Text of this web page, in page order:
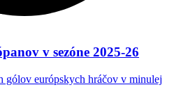
v sezóne 2025-26
gólov európskych hráčov v minulej